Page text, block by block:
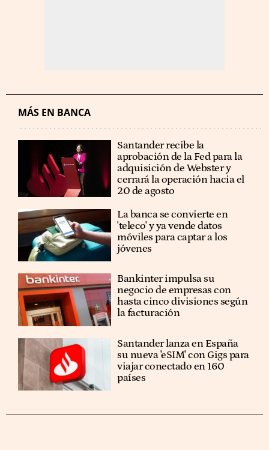
MÁS EN BANCA
Santander recibe la
aprobación de la Fed para la
adquisición de Webster y
cerrará la operación hacia el
20 de agosto
La banca se convierte en
'teleco' y ya vende datos
móviles para captar a los
jóvenes
Bankinter impulsa su
negocio de empresas con
hasta cinco divisiones según
la facturación
Santander lanza en España
su nueva 'eSIM' con Gigs para
viajar conectado en 160
países